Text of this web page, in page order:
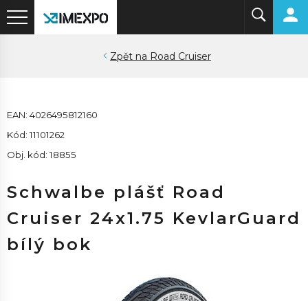
Road Cruiser
EAN: 4026495812160
Kód: 11101262
Obj. kód: 18855
Schwalbe plášť Road
Cruiser 24x1.75 KevlarGuard
bílý bok